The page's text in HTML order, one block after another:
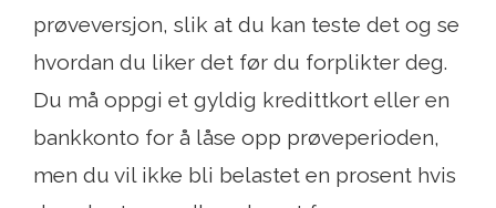
prøveversjon, slik at du kan teste det og se
hvordan du liker det før du forplikter deg.
Du må oppgi et gyldig kredittkort eller en
bankkonto for å låse opp prøveperioden,
men du vil ikke bli belastet en prosent hvis